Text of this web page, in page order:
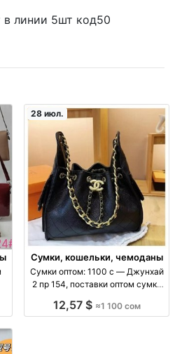
в линии 5шт код50
28 июл.
Сумки, кошельки, чемоданы
Сумки оптом: 1100 с — Джунхай
2 пр 154, поставки оптом сумки
154»), цена 1100 с, поставки для
12,57 $ ≈1 100 сом